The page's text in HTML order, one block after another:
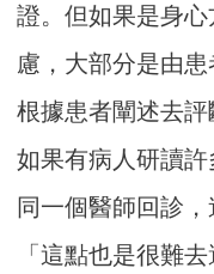
證。但如果是身
慮，大部分是由
根據患者闡述去評
如果有病人研讀
同一個醫師回診
「這點也是很難